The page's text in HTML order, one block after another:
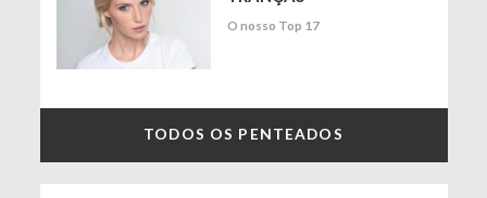
O nosso Top 17
TODOS OS PENTEADOS